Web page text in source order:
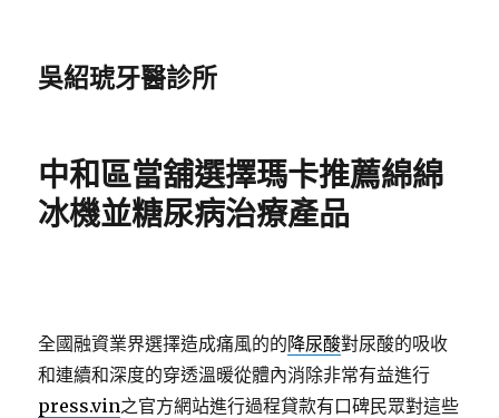
吳紹琥牙醫診所
中和區當舖選擇瑪卡推薦綿綿
冰機並糖尿病治療產品
全國融資業界選擇造成痛風的的降尿酸對尿酸的吸收
和連續和深度的穿透溫暖從體內消除非常有益進行
press.vin之官方網站進行過程貸款有口碑民眾對這些